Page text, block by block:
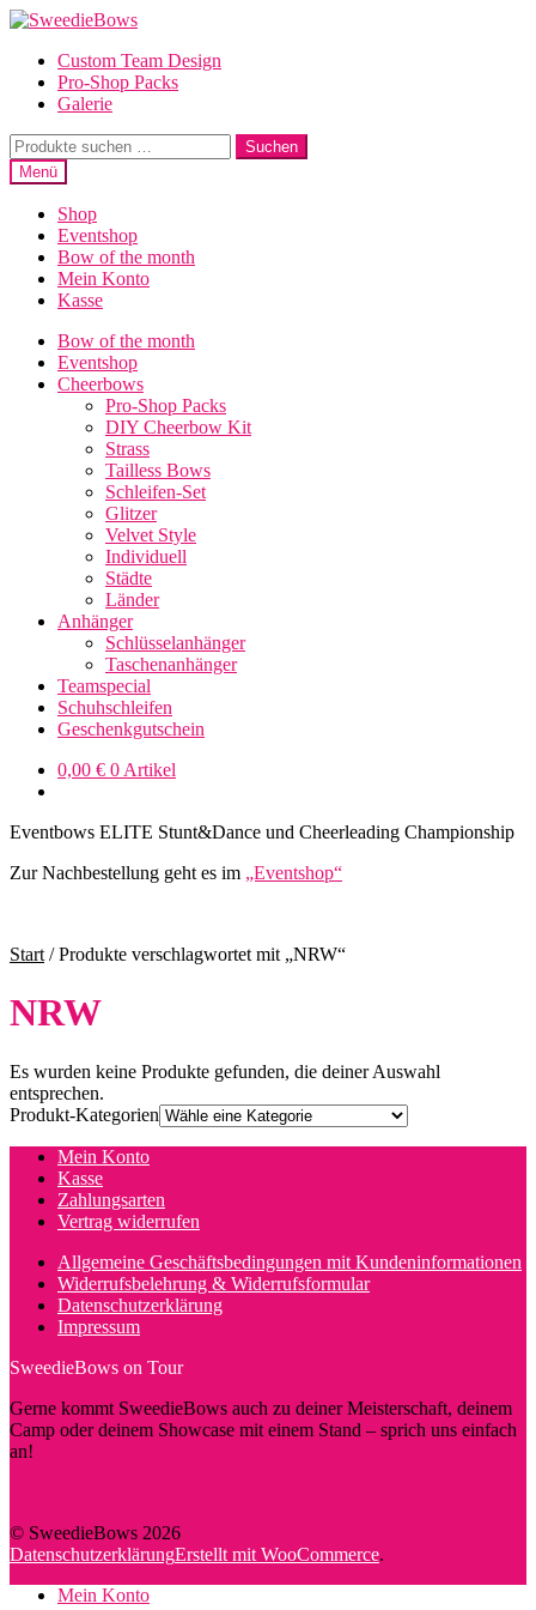
Zur
springen
Zum
springenCustom Team Design
Pro-Shop Packs
Galerie
Suche
nach:
Suchen
Menü
Shop
Eventshop
Bow of the month
Mein Konto
Kasse
Bow of the month
Eventshop
Cheerbows
Pro-Shop Packs
DIY Cheerbow Kit
Strass
Tailless Bows
Schleifen-Set
Glitzer
Velvet Style
Individuell
Städte
Länder
Anhänger
Schlüsselanhänger
Taschenanhänger
Teamspecial
Schuhschleifen
Geschenkgutschein
0,00 € 0 Artikel
Eventbows ELITE Stunt&Dance und Cheerleading Championship
Zur Nachbestellung geht es im „Eventshop“
Start /Produkte verschlagwortet mit „NRW“
NRW
Es wurden keine Produkte gefunden, die deiner Auswahl
entsprechen.
Produkt-Kategorien
Mein Konto
Kasse
Zahlungsarten
Vertrag widerrufen
Allgemeine Geschäftsbedingungen mit Kundeninformationen
Widerrufsbelehrung & Widerrufsformular
Datenschutzerklärung
Impressum
SweedieBows on Tour
Gerne kommt SweedieBows auch zu deiner Meisterschaft, deinem
Camp oder deinem Showcase mit einem Stand – sprich uns einfach
an!
© SweedieBows 2026
DatenschutzerklärungErstellt mit WooCommerce.
Mein Konto